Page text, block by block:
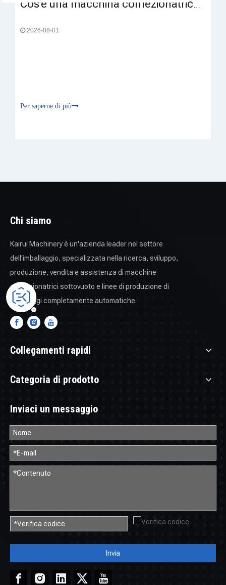
Cos'è una macchina confezionatrice sottovuoto e come funziona?
2026-08-01
Per saperne di più
Chi siamo
Kairui Machinery è un'azienda leader nel settore
dell'imballaggio, specializzata nella ricerca, sviluppo,
produzione, vendita e assistenza di macchine
confezionatrici sottovuoto e linee di produzione di
imballaggi completamente automatiche.
Collegamenti rapidi
Categoria di prodotto
Inviaci un messaggio
Invia